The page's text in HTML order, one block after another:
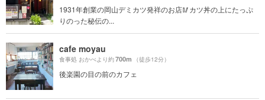
1931年創業の岡山デミカツ発祥のお店🥢カツ丼の上にたっぷ
りのった秘伝の...
cafe moyau
食事処 おかべより約700m （徒歩12分）
後楽園の目の前のカフェ